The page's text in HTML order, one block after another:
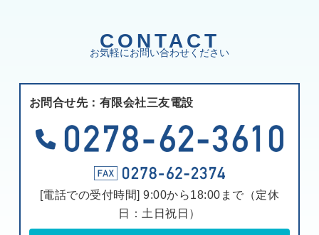
CONTACT
お気軽にお問い合わせください
お問合せ先：有限会社三友電設
[電話での受付時間] 9:00から18:00まで（定休
日：土日祝日）